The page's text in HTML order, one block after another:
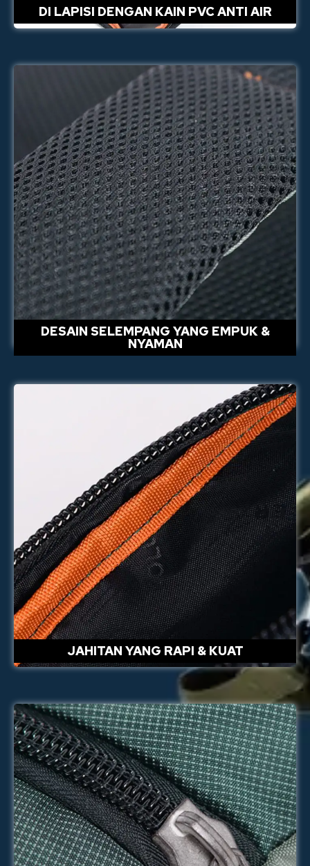
DI LAPISI DENGAN KAIN PVC ANTI AIR
DESAIN SELEMPANG YANG EMPUK &
NYAMAN
JAHITAN YANG RAPI & KUAT